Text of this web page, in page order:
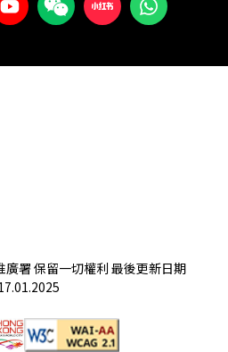
署 保留一切權利 最後更新日期